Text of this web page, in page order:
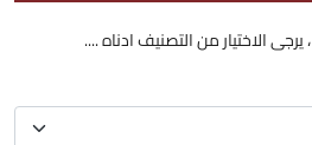
الاختيار من التصنيف ادناه ....